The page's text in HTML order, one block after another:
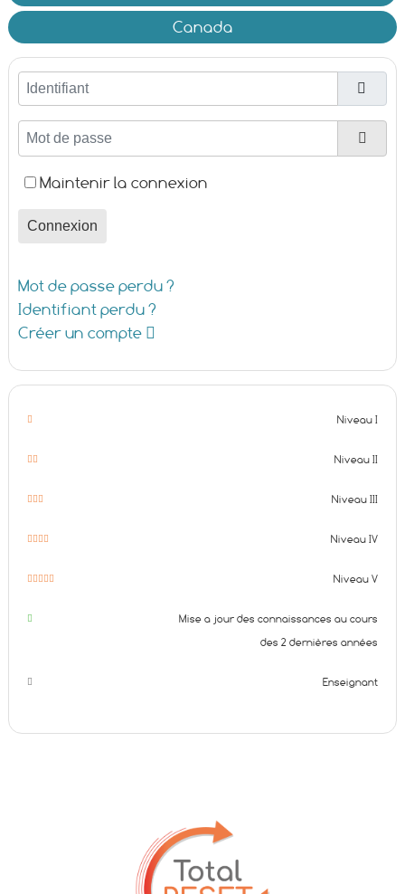
Canada
Identifiant
Mot de passe
Maintenir la connexion
Connexion
Mot de passe perdu ?
Identifiant perdu ?
Créer un compte
Niveau I
Niveau II
Niveau III
Niveau IV
Niveau V
Mise a jour des connaissances au cours
des 2 dernières années
Enseignant